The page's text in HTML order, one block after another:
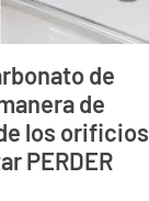
de
de
los orificios
PERDER